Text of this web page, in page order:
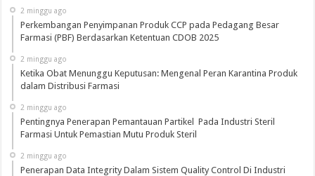
2 minggu ago
Perkembangan Penyimpanan Produk CCP pada Pedagang Besar
Farmasi (PBF) Berdasarkan Ketentuan CDOB 2025
2 minggu ago
Ketika Obat Menunggu Keputusan: Mengenal Peran Karantina Produk
dalam Distribusi Farmasi
2 minggu ago
Pentingnya Penerapan Pemantauan Partikel Pada Industri Steril
Farmasi Untuk Pemastian Mutu Produk Steril
2 minggu ago
Penerapan Data Integrity Dalam Sistem Quality Control Di Industri